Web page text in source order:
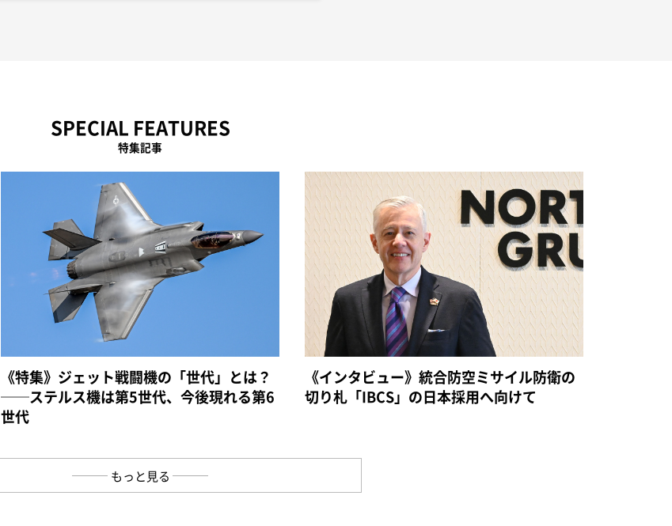
SPECIAL FEATURES
特集記事
《特集》ジェット戦闘機の「世代」とは？
──ステルス機は第5世代、今後現れる第6
世代
《インタビュー》統合防空ミサイル防衛の
切り札「IBCS」の日本採用へ向けて
もっと見る